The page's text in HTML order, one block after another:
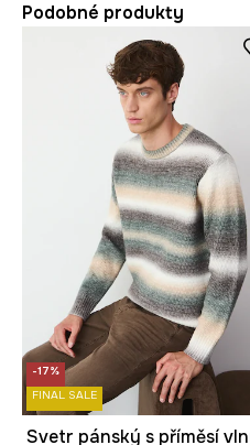
Podobné produkty
-17%
FINAL SALE
Svetr pánský s příměsí